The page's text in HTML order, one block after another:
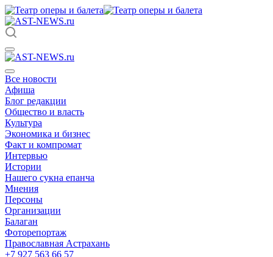
Все новости
Афиша
Блог редакции
Общество и власть
Культура
Экономика и бизнес
Факт и компромат
Интервью
Истории
Нашего сукна епанча
Мнения
Персоны
Организации
Балаган
Фоторепортаж
Православная Астрахань
+7 927 563 66 57